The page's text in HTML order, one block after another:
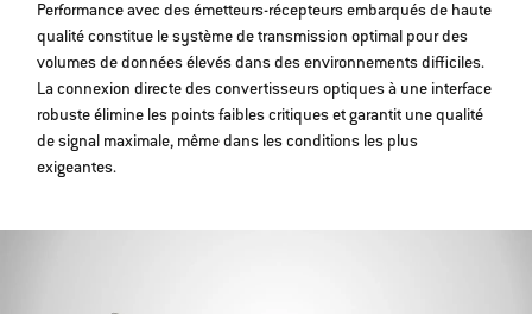
Performance avec des émetteurs-récepteurs embarqués de haute
qualité constitue le système de transmission optimal pour des
volumes de données élevés dans des environnements difficiles.
La connexion directe des convertisseurs optiques à une interface
robuste élimine les points faibles critiques et garantit une qualité
de signal maximale, même dans les conditions les plus
exigeantes.